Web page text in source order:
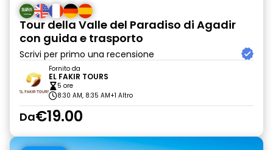
Tour della Valle del Paradiso di Agadir
con guida e trasporto
Scrivi per primo una recensione
Fornito da
EL FAKIR TOURS
5 ore
8:30 AM, 8:35 AM+1 Altro
Da€19.00